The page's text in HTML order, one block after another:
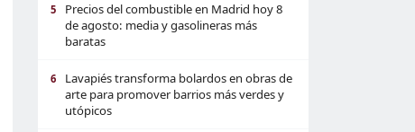
5
Precios del combustible en Madrid hoy 8
de agosto: media y gasolineras más
baratas
6
Lavapiés transforma bolardos en obras de
arte para promover barrios más verdes y
utópicos